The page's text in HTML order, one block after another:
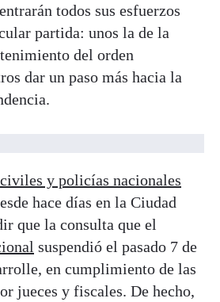
todos sus esfuerzos
partida: unos la de la
del orden
dar un paso más hacia la
y policías nacionales
hace días en la Ciudad
que la consulta que el
suspendió el pasado 7 de
en cumplimiento de las
jueces y fiscales. De hecho,